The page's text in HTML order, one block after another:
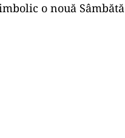
o nouă Sâmbătă